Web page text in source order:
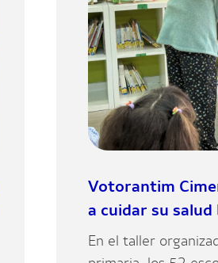
Votorantim
a cuidar su
En el taller